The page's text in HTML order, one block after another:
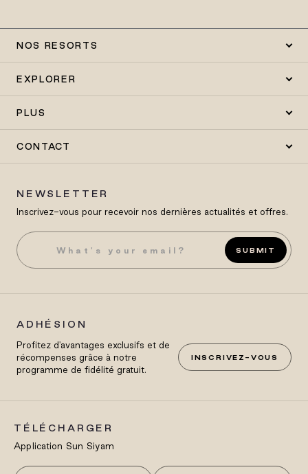
NOS RESORTS
EXPLORER
PLUS
CONTACT
NEWSLETTER
Inscrivez-vous pour recevoir nos dernières actualités et offres.
SUBMIT
ADHÉSION
Profitez d'avantages exclusifs et de
récompenses grâce à notre
programme de fidélité gratuit.
INSCRIVEZ-VOUS
TÉLÉCHARGER
Application Sun Siyam